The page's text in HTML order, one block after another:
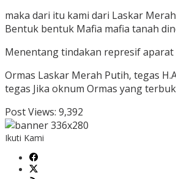
maka dari itu kami dari Laskar
Bentuk bentuk Mafia mafia tanah
Menentang tindakan represif
Ormas Laskar Merah Putih, tegas
tegas Jika oknum Ormas yang
Post Views: 9,392
Ikuti Kami